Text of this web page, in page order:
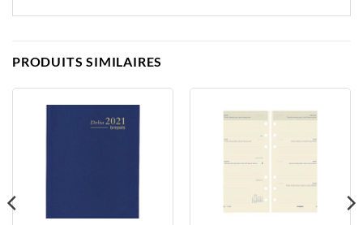
PRODUITS SIMILAIRES